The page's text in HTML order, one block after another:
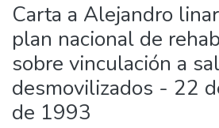
Carta a Alejandro
plan nacional de
sobre vinculación a
desmovilizados - 22
de 1993